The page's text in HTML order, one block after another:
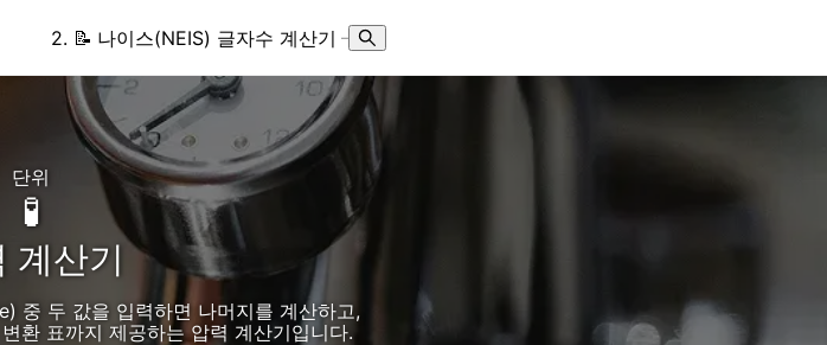
2. 📝 나이스(NEIS) 글자수 계산기 –
단위
🧪
계산기
중 두 값을 입력하면 나머지를 계산하고,
환 표까지 제공하는 압력 계산기입니다.